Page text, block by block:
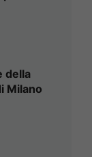
della
Milano